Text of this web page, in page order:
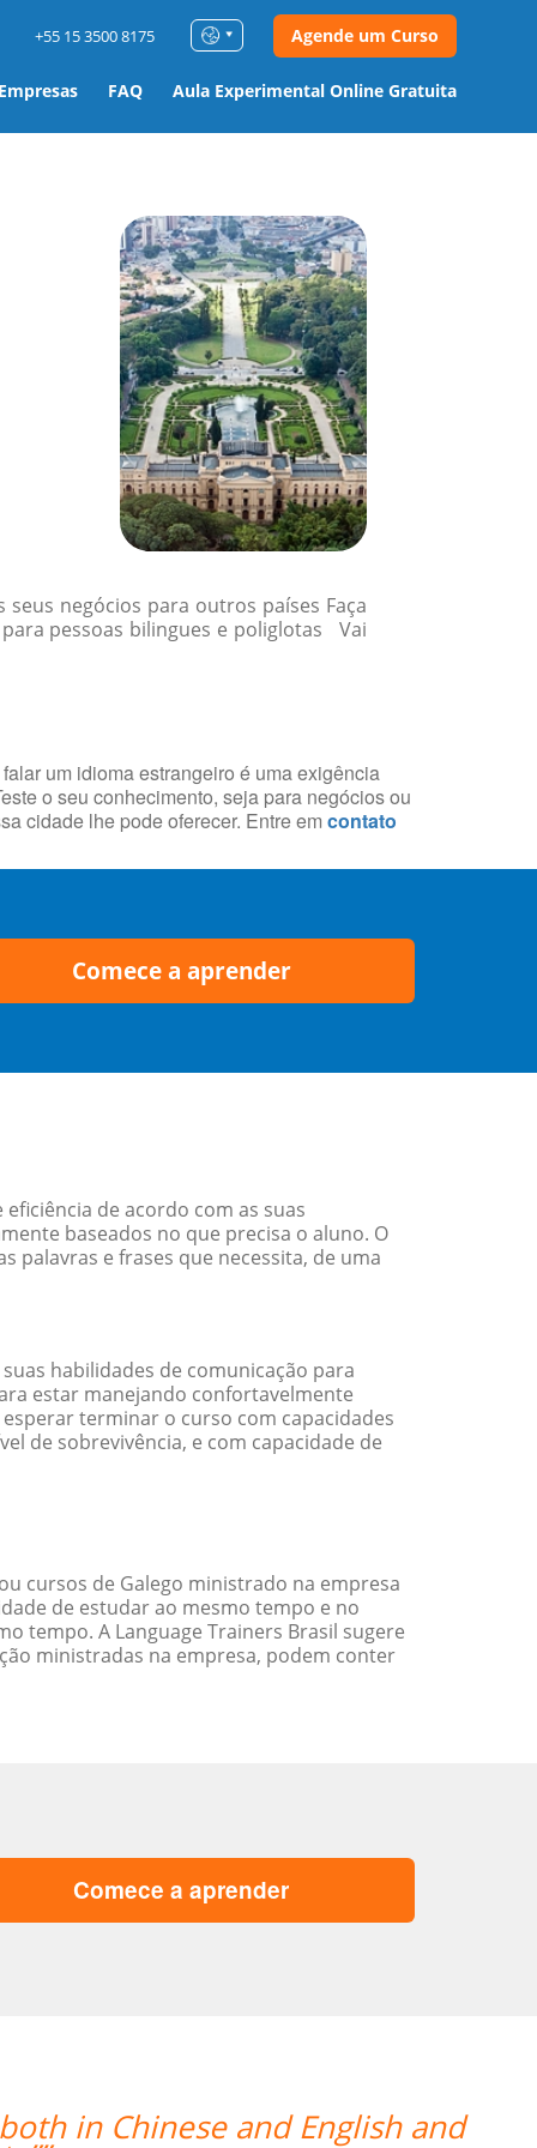
FAQ Aula Experimental Online Gratuita
+55 15 3500 8175 Agende um Curso
negócios para outros países Faça
pessoas bilingues e poliglotas Vai
um idioma estrangeiro é uma exigência
o seu conhecimento, seja para negócios ou
cidade lhe pode oferecer. Entre em contato
Comece a aprender
de acordo com as suas
baseados no que precisa o aluno. O
palavras e frases que necessita, de uma
habilidades de comunicação para
estar manejando confortavelmente
terminar o curso com capacidades
de sobrevivência, e com capacidade de
cursos de Galego ministrado na empresa
de estudar ao mesmo tempo e no
tempo. A Language Trainers Brasil sugere
ministradas na empresa, podem conter
Comece a aprender
“”A Josette tem boa experiência,